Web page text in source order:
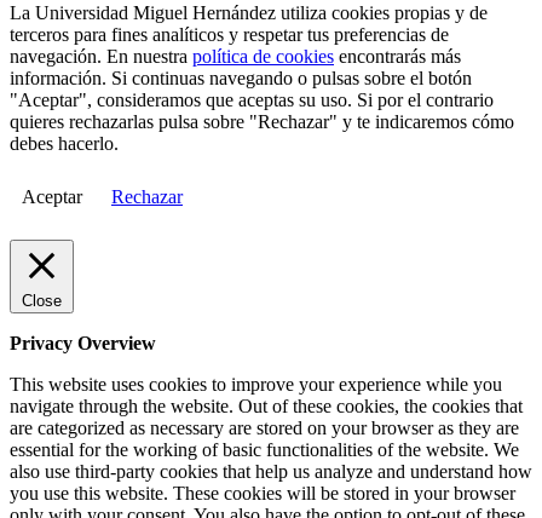
La Universidad Miguel Hernández utiliza cookies propias y de
terceros para fines analíticos y respetar tus preferencias de
navegación. En nuestra política de cookies encontrarás más
información. Si continuas navegando o pulsas sobre el botón
"Aceptar", consideramos que aceptas su uso. Si por el contrario
quieres rechazarlas pulsa sobre "Rechazar" y te indicaremos cómo
debes hacerlo.
Aceptar Rechazar
Close
Privacy Overview
This website uses cookies to improve your experience while you
navigate through the website. Out of these cookies, the cookies that
are categorized as necessary are stored on your browser as they are
essential for the working of basic functionalities of the website. We
also use third-party cookies that help us analyze and understand how
you use this website. These cookies will be stored in your browser